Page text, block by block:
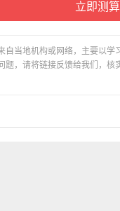
自当地机构或网络，主要以
题，请将链接反馈给我们，核